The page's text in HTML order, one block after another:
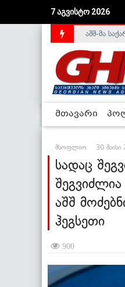
7 აგვისტო 2026
აშშ-მა
მთავარი
მსოფლიო 30
სადაც
აშშ
ჰეგსეთი
900